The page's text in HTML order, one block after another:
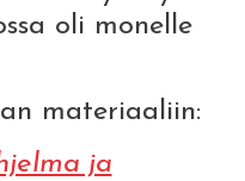
oli monelle
materiaaliin:
ja